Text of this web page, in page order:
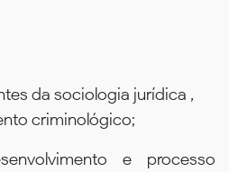
da sociologia jurídica ,
criminológico;
e processo